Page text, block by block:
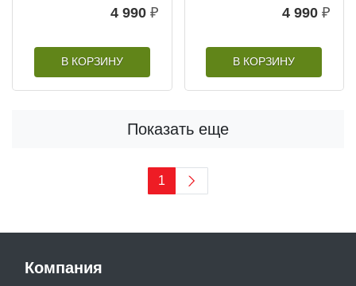
4 990 ₽
В КОРЗИНУ
4 990 ₽
В КОРЗИНУ
Показать еще
1
Компания